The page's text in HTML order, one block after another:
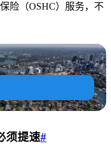
险（OSHC）服务，不
须提速#